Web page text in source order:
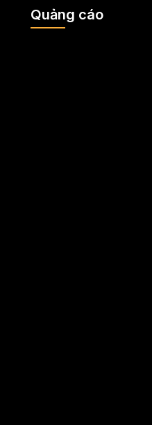
Quảng cáo